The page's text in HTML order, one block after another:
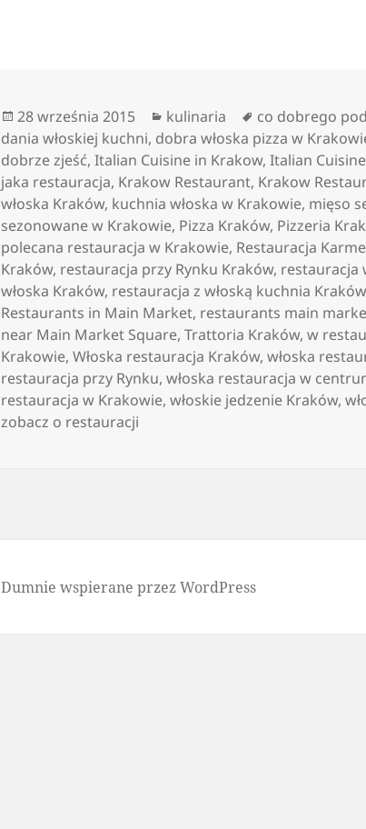
Data
publikacji
28 września 2015 Kategorie
kulinaria Tagi
co dobrego
dania włoskiej kuchni, dobra włoska pizza w
dobrze zjeść,Italian Cuisine in Krakow,Italian
jaka restauracja, Krakow Restaurant, Krakow
włoska Kraków, kuchnia włoska w Krakowie, mięso
sezonowane w Krakowie, Pizza Kraków, Pizzeria
polecana restauracja w Krakowie, Restauracja
Kraków, restauracja przy Rynku Kraków, restauracja
włoska Kraków, restauracja z włoską kuchnia Kraków
Restaurants in Main Market, restaurants main
near Main Market Square,Trattoria Kraków,w
Krakowie,Włoska restauracja Kraków,włoska
restauracja przy Rynku,włoska restauracja w
restauracja w Krakowie,włoskie jedzenie Kraków,
zobacz o restauracji
Dumnie wspierane przez WordPress